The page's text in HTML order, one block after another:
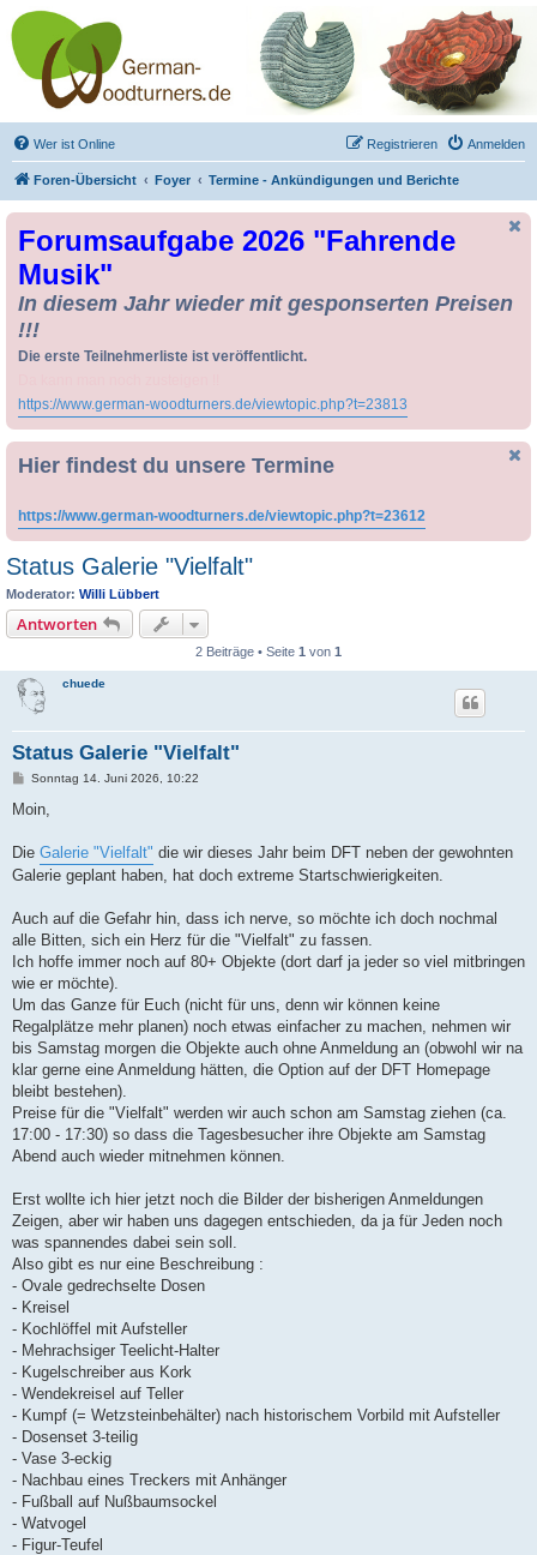
Drechseln und
Kunsthandwerk -
German-Woodturners
*Forum Sauerland*
Der Treffpunkt für Drechsler und Freunde des Kunsthandwerks
Wer ist Online Anmelden
Registrieren
Foren-Übersicht Foyer Termine - Ankündigungen und Berichte
Forumsaufgabe 2026 "Fahrende
Musik"
In diesem Jahr wieder mit gesponserten Preisen
!!!
Die erste Teilnehmerliste ist veröffentlicht.
https://www.german-woodturners.de/viewtopic.php?t=23813
Hier findest du unsere Termine
https://www.german-woodturners.de/viewtopic.php?t=23612
Status Galerie "Vielfalt"
Moderator: Willi Lübbert
Antworten
2 Beiträge • Seite 1 von 1
chuede
Status Galerie "Vielfalt"
B
i
a
Sonntag 14. Juni 2026, 10:22
Moin,
Die Galerie "Vielfalt" die wir dieses Jahr beim DFT neben der gewohnten
Galerie geplant haben, hat doch extreme Startschwierigkeiten.
Auch auf die Gefahr hin, dass ich nerve, so möchte ich doch nochmal
alle Bitten, sich ein Herz für die "Vielfalt" zu fassen.
Ich hoffe immer noch auf 80+ Objekte (dort darf ja jeder so viel mitbringen
wie er möchte).
Um das Ganze für Euch (nicht für uns, denn wir können keine
Regalplätze mehr planen) noch etwas einfacher zu machen, nehmen wir
bis Samstag morgen die Objekte auch ohne Anmeldung an (obwohl wir na
klar gerne eine Anmeldung hätten, die Option auf der DFT Homepage
bleibt bestehen).
Preise für die "Vielfalt" werden wir auch schon am Samstag ziehen (ca.
17:00 - 17:30) so dass die Tagesbesucher ihre Objekte am Samstag
Abend auch wieder mitnehmen können.
Erst wollte ich hier jetzt noch die Bilder der bisherigen Anmeldungen
Zeigen, aber wir haben uns dagegen entschieden, da ja für Jeden noch
was spannendes dabei sein soll.
Also gibt es nur eine Beschreibung :
- Ovale gedrechselte Dosen
- Kreisel
- Kochlöffel mit Aufsteller
- Mehrachsiger Teelicht-Halter
- Kugelschreiber aus Kork
- Wendekreisel auf Teller
- Kumpf (= Wetzsteinbehälter) nach historischem Vorbild mit Aufsteller
- Dosenset 3-teilig
- Vase 3-eckig
- Nachbau eines Treckers mit Anhänger
- Fußball auf Nußbaumsockel
- Watvogel
- Figur-Teufel